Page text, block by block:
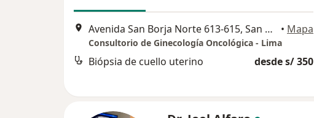
Avenida San Borja Norte 613-615, San Borja, Lima, Perú, San Borja • Mapa
Consultorio de Ginecología Oncológica - Lima
Biópsia de cuello uterino desde s/ 350